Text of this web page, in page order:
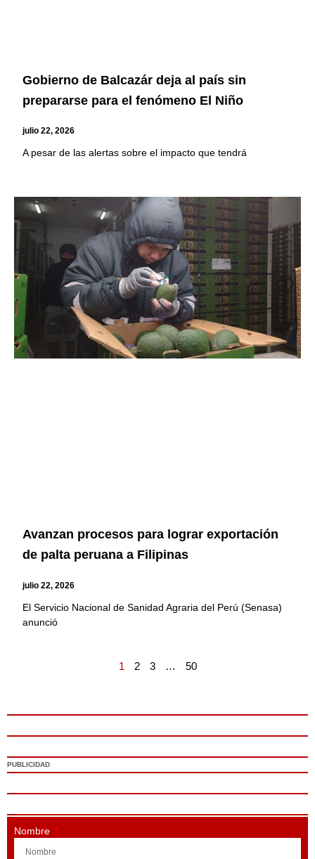
Gobierno de Balcazár deja al país sin
prepararse para el fenómeno El Niño
julio 22, 2026
A pesar de las alertas sobre el impacto que tendrá
Avanzan procesos para lograr exportación
de palta peruana a Filipinas
julio 22, 2026
El Servicio Nacional de Sanidad Agraria del Perú (Senasa)
anunció
1 2 3 … 50
PUBLICIDAD
Nombre